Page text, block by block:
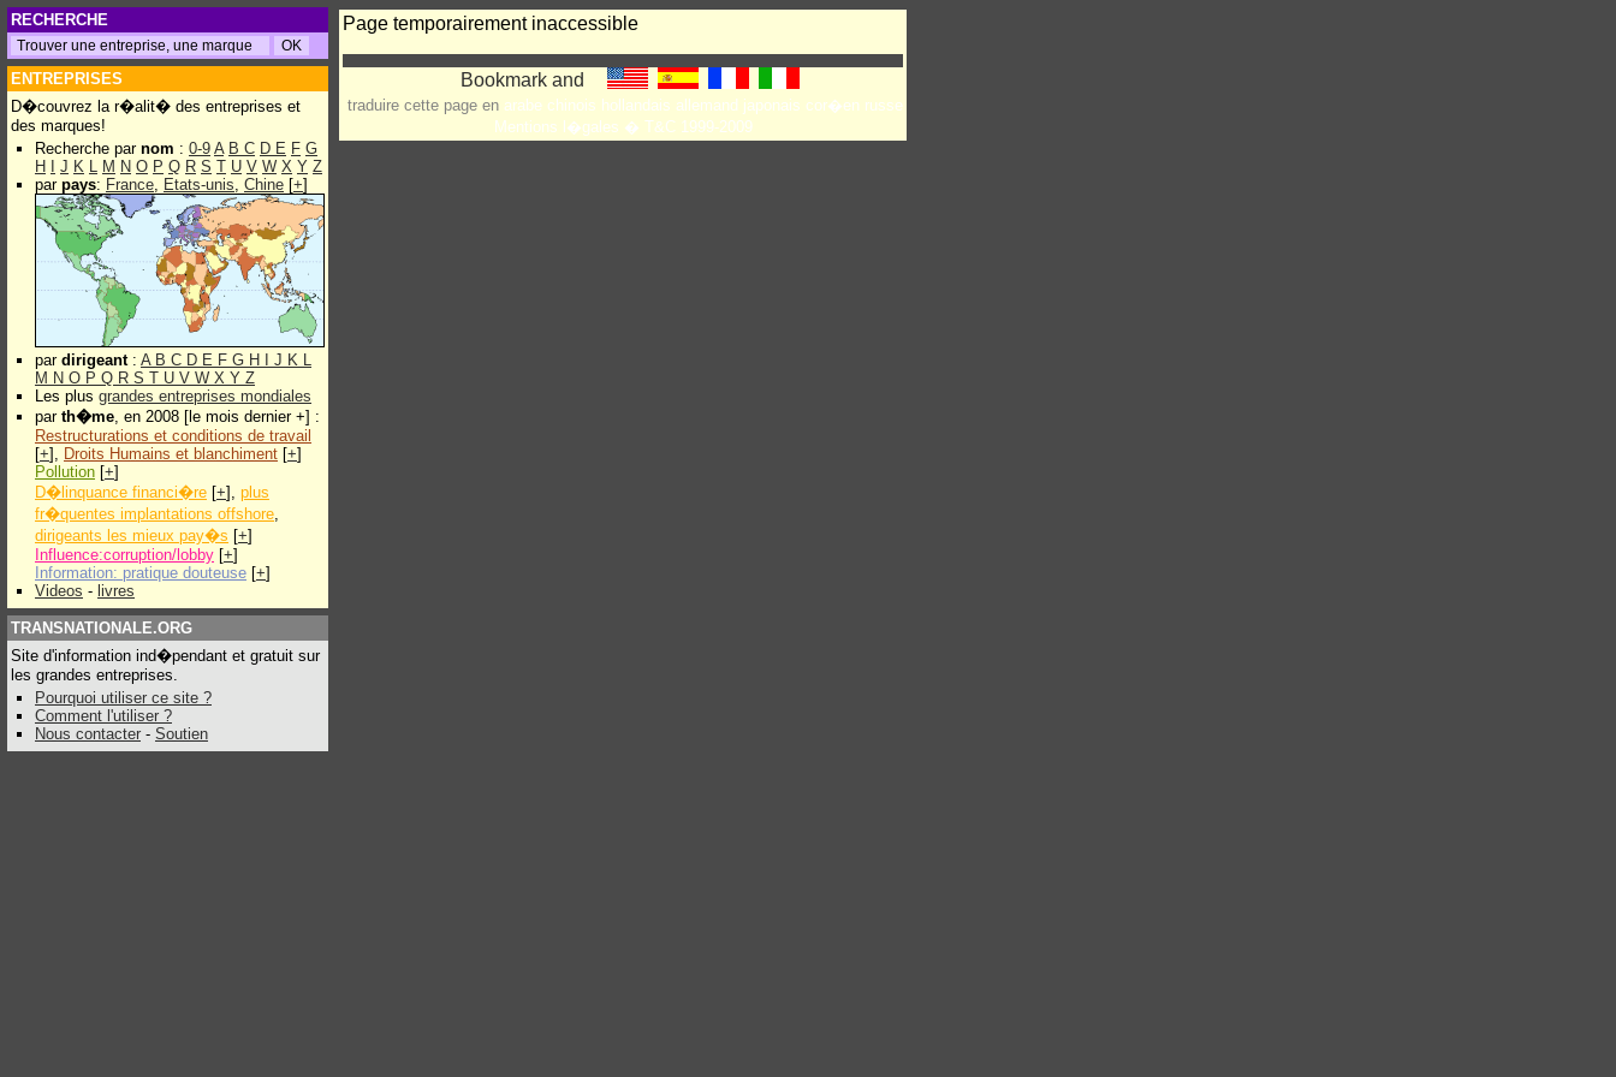
RECHERCHE
ENTREPRISES
D�couvrez la r�alit� des entreprises et
des marques!
Recherche par nom : 0-9 A B C D E F G
H
J K L M N O P Q R S T U V W X Y Z
par pays: France, Etats-unis, Chine [+]
par dirigeant: A B C D E F G H J K L
M N O P Q R S T U V W X Y Z
Les plus grandes entreprises mondiales
par th�me, en 2008 [le mois dernier +] :
Restructurations et conditions de travail
[+], Droits Humains et blanchiment [+]
Pollution [+]
D�linquance financi�re [+], plus
fr�quentes implantations offshore,
dirigeants les mieux pay�s [+]
Influence:corruption/lobby [+]
Information: pratique douteuse [+]
Videos - livres
TRANSNATIONALE.ORG
Site d'information ind�pendant et gratuit sur
les grandes entreprises.
Pourquoi utiliser ce site ?
Comment l'utiliser ?
Nous contacter - Soutien
Page temporairement inaccessible
traduire cette page en arabe chinois hollandais allemand japonais cor�en russe
Mentions l�gales � T&C 1999-2009